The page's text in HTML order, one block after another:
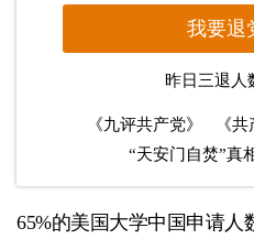
我要退
昨日三退人
《九评共产党》
《
“天安门自焚”真
65%的美国大学中国申请人